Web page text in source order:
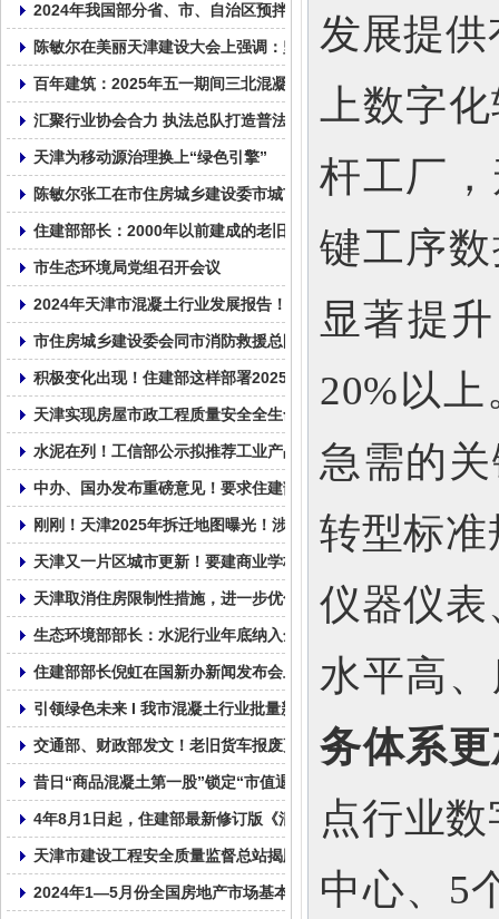
2024年我国部分省、市、自治区预拌混凝土产量统计表
陈敏尔在美丽天津建设大会上强调：坚持走内涵式发展路子，全面
百年建筑：2025年五一期间三北混凝土市场运行情况
汇聚行业协会合力 执法总队打造普法新样本
天津为移动源治理换上“绿色引擎”
陈敏尔张工在市住房城乡建设委市城市管理委调研：以筹备好上合
住建部部长：2000年以前建成的老旧小区纳入城市更新改造范围
市生态环境局党组召开会议
2024年天津市混凝土行业发展报告！
市住房城乡建设委会同市消防救援总队召开全市住建领域安全生产
积极变化出现！住建部这样部署2025年房地产工作
天津实现房屋市政工程质量安全全生命周期数字监管
水泥在列！工信部公示拟推荐工业产品碳足迹核算规则团体标准清
中办、国办发布重磅意见！要求住建部牵头加强指导和总结评估，
刚刚！天津2025年拆迁地图曝光！涉及城更、拆改、新建！28个
天津又一片区城市更新！要建商业学校……
天津取消住房限制性措施，进一步优化房地产政策
生态环境部部长：水泥行业年底纳入全国碳市场！
住建部部长倪虹在国新办新闻发布会上介绍住房城乡建设事业高质
引领绿色未来 I 我市混凝土行业批量新能源车辆投入使用
交通部、财政部发文！老旧货车报废更新补贴标准来了，购新能源
昔日“商品混凝土第一股”锁定“市值退市”，资金被实控人占超1亿元
4年8月1日起，住建部最新修订版《混凝土结构设计标准》GB/
天津市建设工程安全质量监督总站揭牌成立
2024年1—5月份全国房地产市场基本情况
发展提
上数字
杆工厂
键工序
显著提
20%以上
急需的
转型标
仪器仪
水平高
务体系
点行业
中心、5